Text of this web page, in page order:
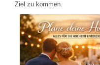
Ziel zu kommen.